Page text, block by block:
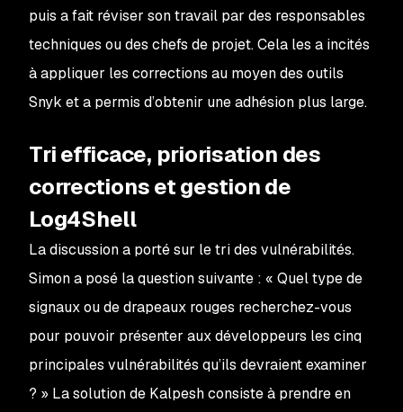
puis a fait réviser son travail par des responsables
techniques ou des chefs de projet. Cela les a incités
à appliquer les corrections au moyen des outils
Snyk et a permis d’obtenir une adhésion plus large.
Tri efficace, priorisation des
corrections et gestion de
Log4Shell
La discussion a porté sur le tri des vulnérabilités.
Simon a posé la question suivante : « Quel type de
signaux ou de drapeaux rouges recherchez-vous
pour pouvoir présenter aux développeurs les cinq
principales vulnérabilités qu’ils devraient examiner
? » La solution de Kalpesh consiste à prendre en